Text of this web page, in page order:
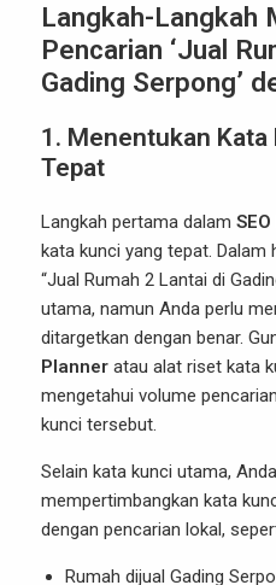
Langkah-Langkah
Pencarian ‘Jual
Gading Serpong’
1. Menentukan Kata
Tepat
Langkah pertama dalam
kata kunci yang tepat. Dalam
“Jual Rumah 2 Lantai di
utama, namun Anda perlu
ditargetkan dengan benar.
Planner atau alat riset kata
mengetahui volume
kunci tersebut.
Selain kata kunci utama,
mempertimbangkan kata
dengan pencarian lokal,
Rumah dijual Gading